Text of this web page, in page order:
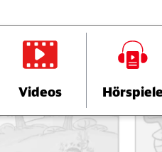
Videos Hörspiele